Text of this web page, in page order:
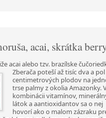
acai, skrátka
acai alebo tzv. brazílske
Zberača poteší až tisíc dva a pol
centimetrových plodov na
trse palmy z okolia Amazonky.
kombinácii vitamínov,
látok a aantioxidantov sa o nej
hovorí ako o malom zázraku